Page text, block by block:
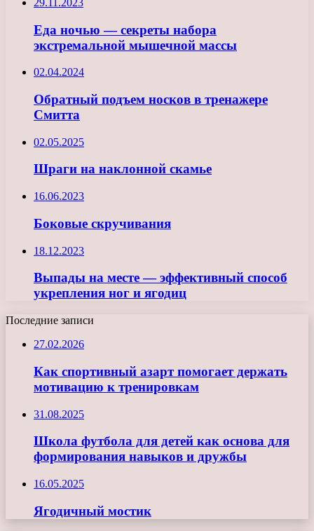
Еда ночью — секреты набора
экстремальной мышечной массы
02.04.2024
Обратный подъем носков в тренажере
Смитта
02.05.2025
Шраги на наклонной скамье
16.06.2023
Боковые скручивания
18.12.2023
Выпады на месте — эффективный способ
укрепления ног и ягодиц
Последние записи
27.02.2026
Как спортивный азарт помогает держать
мотивацию к тренировкам
31.08.2025
Школа футбола для детей как основа для
формирования навыков и дружбы
16.05.2025
Ягодичный мостик